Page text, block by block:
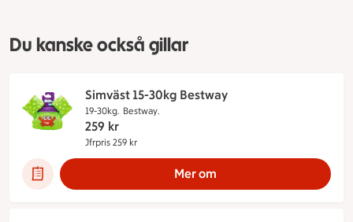
Du kanske också gillar
Simväst 15-30kg Bestway
19-30kg. Bestway.
259 kr
Jfrpris 259 kr
Mer om